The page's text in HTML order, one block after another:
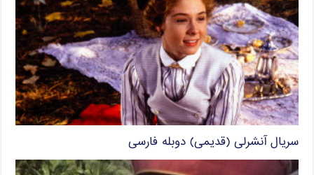
سریال آنشرلی (قدیمی) دوبله فارسی